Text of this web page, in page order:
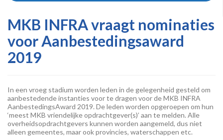
MKB INFRA vraagt nominaties
voor Aanbestedingsaward
2019
In een vroeg stadium worden leden in de gelegenheid gesteld om
aanbestedende instanties voor te dragen voor de MKB INFRA
AanbestedingsAward 2019. De leden worden opgeroepen om hun
‘meest MKB vriendelijke opdrachtgever(s)’ aan te melden. Alle
overheidsopdrachtgevers kunnen worden aangemeld, dus niet
alleen gemeentes, maar ook provincies, waterschappen etc.